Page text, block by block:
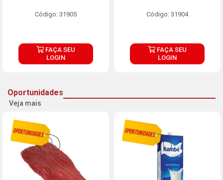
Código: 31905
FAÇA SEU
LOGIN
Código: 31904
FAÇA SEU
LOGIN
Oportunidades
Veja mais